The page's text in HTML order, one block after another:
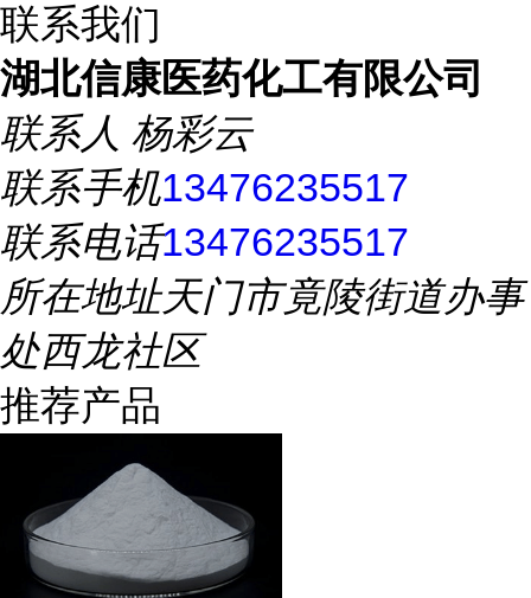
联系我们
湖北信康医药化工有限公司
联系人 杨彩云
联系手机13476235517
联系电话13476235517
所在地址天门市竟陵街道办事
处西龙社区
推荐产品